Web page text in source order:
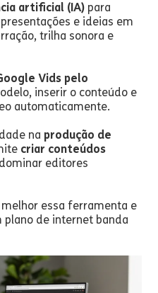
artificial (IA) para
e ideias em
trilha sonora e
Vids pelo
inserir o conteúdo e
automaticamente.
na produção de
criar conteúdos
editores
essa ferramenta e
plano de internet banda